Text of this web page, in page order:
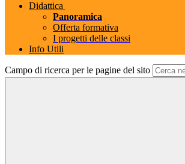
Didattica
Panoramica
Offerta formativa
I progetti delle classi
Info Utili
Campo di ricerca per le pagine del sito